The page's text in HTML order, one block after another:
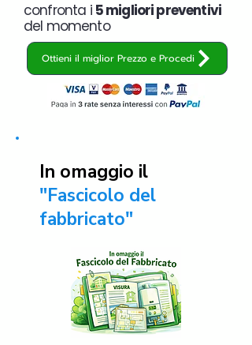
confronta i 5 migliori preventivi
del momento
Ottieni il miglior Prezzo e Procedi
In omaggio il
"Fascicolo del
fabbricato"